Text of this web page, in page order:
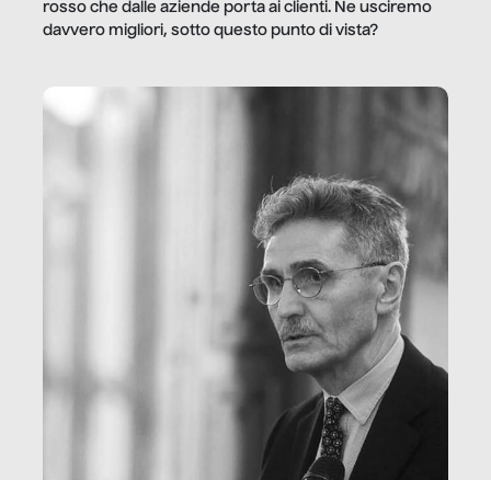
rosso che dalle aziende porta ai clienti. Ne usciremo
davvero migliori, sotto questo punto di vista?